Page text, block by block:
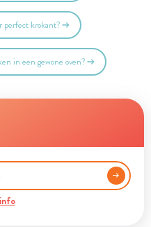
krokant?
in een gewone oven?